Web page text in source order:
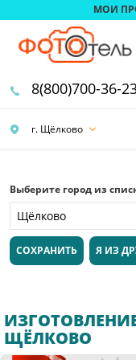
МОИ
г. Щёлково
8(800)700-36-
Выберите город из
СОХРАНИТЬ Я ИЗ
ЩЁЛКОВО